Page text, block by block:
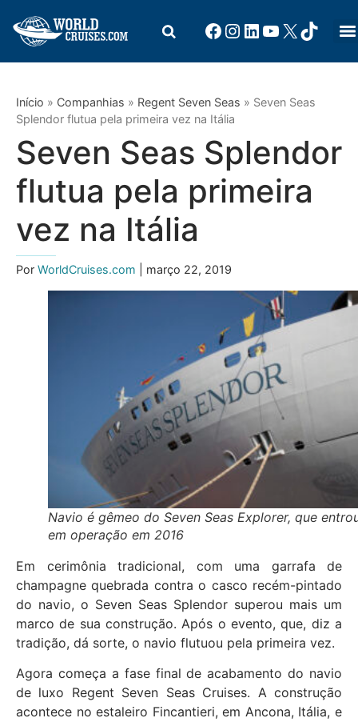
Início » Companhias » Regent Seven Seas » Seven Seas
Splendor flutua pela primeira vez na Itália
Seven Seas Splendor
flutua pela primeira
vez na Itália
Por WorldCruises.com | março 22, 2019
Navio é gêmeo do Seven Seas Explorer, que
em operação em 2016
Em cerimônia tradicional, com uma garrafa de
champagne quebrada contra o casco recém-pintado
do navio, o Seven Seas Splendor superou mais um
marco de sua construção. Após o evento, que, diz a
tradição, dá sorte, o navio flutuou pela primeira vez.
Agora começa a fase final de acabamento do navio
de luxo Regent Seven Seas Cruises. A construção
acontece no estaleiro Fincantieri, em Ancona, Itália, e